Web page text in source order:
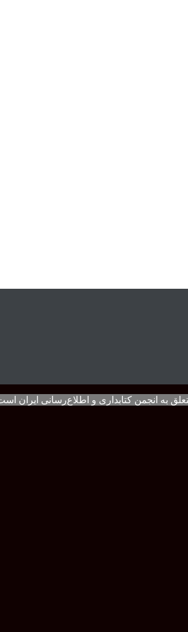
به انجمن کتابداری و اطلاع‌رسانی ایران